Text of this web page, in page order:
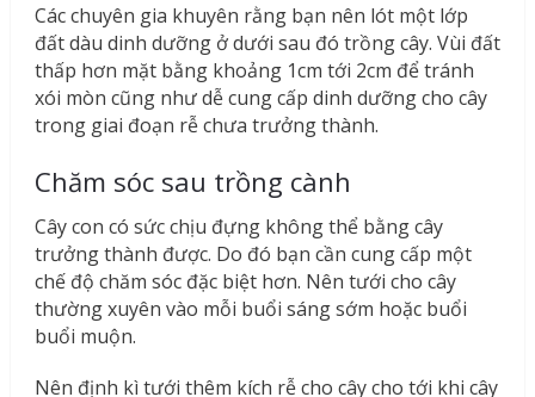
Các chuyên gia khuyên rằng bạn nên lót một lớp
đất dàu dinh dưỡng ở dưới sau đó trồng cây. Vùi đất
thấp hơn mặt bằng khoảng 1cm tới 2cm để tránh
xói mòn cũng như dễ cung cấp dinh dưỡng cho cây
trong giai đoạn rễ chưa trưởng thành.
Chăm sóc sau trồng cành
Cây con có sức chịu đựng không thể bằng cây
trưởng thành được. Do đó bạn cần cung cấp một
chế độ chăm sóc đặc biệt hơn. Nên tưới cho cây
thường xuyên vào mỗi buổi sáng sớm hoặc buổi
buổi muộn.
Nên định kì tưới thêm kích rễ cho cây cho tới khi cây